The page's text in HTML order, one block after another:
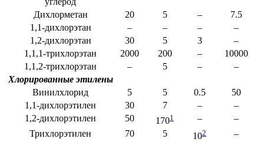
Дихлорметан 20 5 –
7.5
1,1-дихлорэтан
– – –
–
1,2-дихлорэтан
30 5 3
–
1,1,1-трихлорэтан
2000 200 –
10000
1,1,2-трихлорэтан
– 5 –
–
Хлорированные этилены
Винилхлорид
5 5 0.5
50
1,1-дихлорэтилен
30 7 –
–
1,2-дихлорэтилен
50 1701 –
–
Трихлорэтилен
70 5 102
–